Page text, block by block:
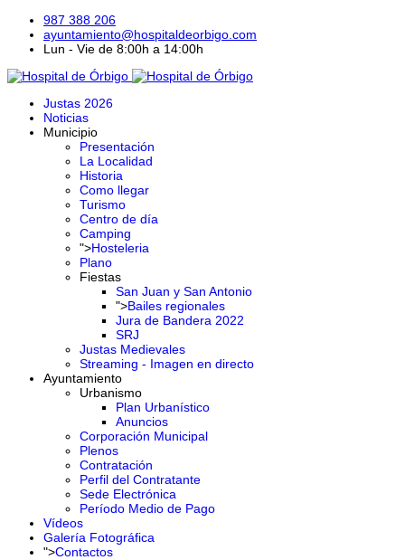
987 388 206
ayuntamiento@hospitaldeorbigo.com
Lun - Vie de 8:00h a 14:00h
Justas 2026
Noticias
Municipio
Presentación
La Localidad
Historia
Como llegar
Turismo
Centro de día
Camping
">Hosteleria
Plano
Fiestas
San Juan y San Antonio
">Bailes regionales
Jura de Bandera 2022
SRJ
Justas Medievales
Streaming - Imagen en directo
Ayuntamiento
Urbanismo
Plan Urbanístico
Anuncios
Corporación Municipal
Plenos
Contratación
Perfil del Contratante
Sede Electrónica
Período Medio de Pago
Vídeos
Galería Fotográfica
">Contactos